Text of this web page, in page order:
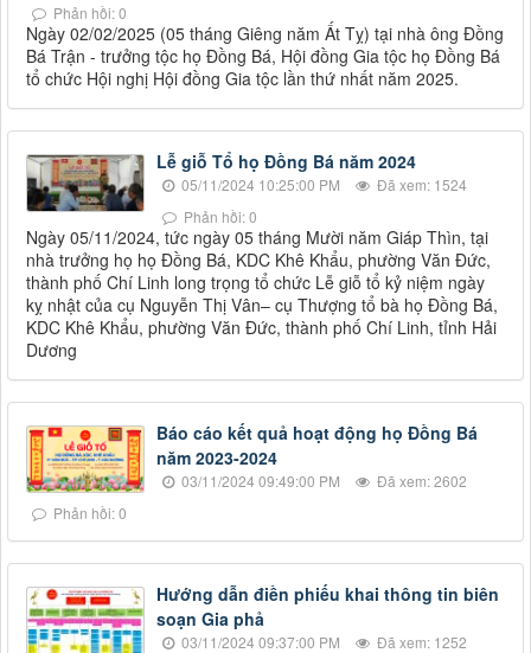
Phản hồi: 0
Ngày 02/02/2025 (05 tháng Giêng năm Ất Tỵ) tại nhà ông Đồng
Bá Trận - trưởng tộc họ Đồng Bá, Hội đồng Gia tộc họ Đồng Bá
tổ chức Hội nghị Hội đồng Gia tộc lần thứ nhất năm 2025.
Lễ giỗ Tổ họ Đồng Bá năm 2024
05/11/2024 10:25:00 PM
Đã xem: 1524
Phản hồi: 0
Ngày 05/11/2024, tức ngày 05 tháng Mười năm Giáp Thìn, tại
nhà trưởng họ họ Đồng Bá, KDC Khê Khẩu, phường Văn Đức,
thành phố Chí Linh long trọng tổ chức Lễ giỗ tổ kỷ niệm ngày
kỵ nhật của cụ Nguyễn Thị Vân– cụ Thượng tổ bà họ Đồng Bá,
KDC Khê Khẩu, phường Văn Đức, thành phố Chí Linh, tỉnh Hải
Dương
Báo cáo kết quả hoạt động họ Đồng Bá
năm 2023-2024
03/11/2024 09:49:00 PM
Đã xem: 2602
Phản hồi: 0
Hướng dẫn điền phiếu khai thông tin biên
soạn Gia phả
03/11/2024 09:37:00 PM
Đã xem: 1252